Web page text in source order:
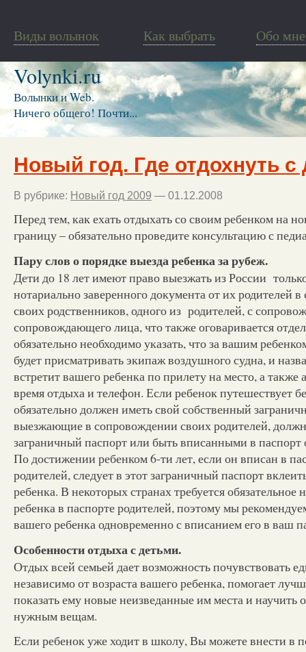
Виды волынок Как выбрать Обо мне
Volynki.ru
Волынки и Web.
Ничего общего! Почти...
Новый год. Где отдохнуть с
В рубрике: Новый год 2009 — 01.12.2008
Перед тем, как ехать отдыхать со своим ребенком на
границу – обязательно проведите консультацию с
Пару слов о порядке выезда ребенка за рубеж.
Дети до 18 лет имеют право выезжать из России
нотариально заверенного документа от их родителей
своих родственников, одного из родителей, с
сопровождающего лица, что также оговаривается
обязательно необходимо указать, что за вашим
будет присматривать экипаж воздушного судна, и
встретит вашего ребенка по прилету на место, а
время отдыха и телефон. Если ребенок путешествует
обязательно должен иметь свой собственный
выезжающие в сопровождении своих родителей,
заграничный паспорт или быть вписанными в паспорт
По достижении ребенком 6-ти лет, если он вписан в
родителей, следует в этот заграничный паспорт
ребенка. В некоторых странах требуется
ребенка в паспорте родителей, поэтому мы
вашего ребенка одновременно с вписанием его в ваш
Особенности отдыха с детьми.
Отдых всей семьей дает возможность почувствовать
независимо от возраста вашего ребенка, помогает
показать ему новые неизведанные им места и научить
нужным вещам.
Если ребенок уже ходит в школу, Вы можете внести в